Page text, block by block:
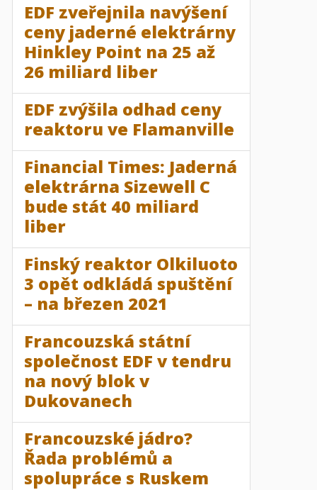
EDF zveřejnila navýšení
ceny jaderné elektrárny
Hinkley Point na 25 až
26 miliard liber
EDF zvýšila odhad ceny
reaktoru ve Flamanville
Financial Times: Jaderná
elektrárna Sizewell C
bude stát 40 miliard
liber
Finský reaktor Olkiluoto
3 opět odkládá spuštění
– na březen 2021
Francouzská státní
společnost EDF v tendru
na nový blok v
Dukovanech
Francouzské jádro?
Řada problémů a
spolupráce s Ruskem